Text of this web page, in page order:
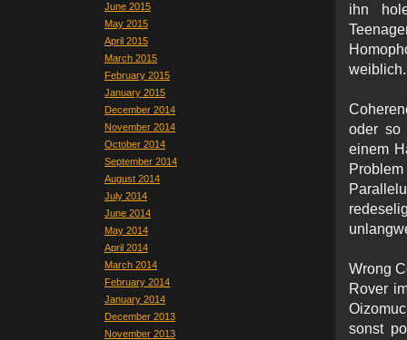
June 2015
May 2015
April 2015
March 2015
February 2015
January 2015
December 2014
November 2014
October 2014
September 2014
August 2014
July 2014
June 2014
May 2014
April 2014
March 2014
February 2014
January 2014
December 2013
November 2013
ihn
weiblich.
oder so
einem
Wrong
Rover
sonst